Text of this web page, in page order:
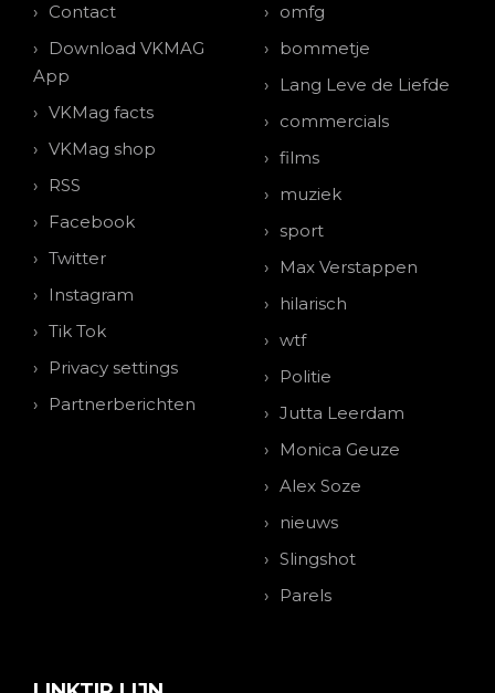
Contact
Download VKMAG
App
VKMag facts
VKMag shop
RSS
Facebook
Twitter
Instagram
Tik Tok
Privacy settings
Partnerberichten
omfg
bommetje
Lang Leve de Liefde
commercials
films
muziek
sport
Max Verstappen
hilarisch
wtf
Politie
Jutta Leerdam
Monica Geuze
Alex Soze
nieuws
Slingshot
Parels